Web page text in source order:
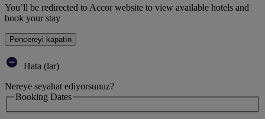
You’ll be redirected to Accor website to view available hotels and
book your stay
Pencereyi kapatın
Hata (lar)
Nereye seyahat ediyorsunuz?
Booking Dates